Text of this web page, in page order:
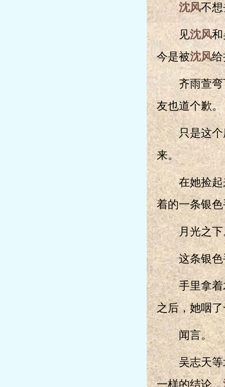
沈风不
见沈风
今是被沈风
齐雨萱弯下
友也道个歉。
只是这个腐
来。
在她捡起来
着的一条银
月光之下
这条银色手
手里拿着木
之后，她咽
闻言。
吴志天等北
一样的结论，